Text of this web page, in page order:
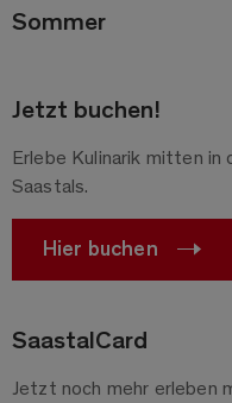
Sommer
Jetzt buchen!
Erlebe Kulinarik mitten
Saastals.
Hier buchen
SaastalCard
Jetzt noch mehr erleben